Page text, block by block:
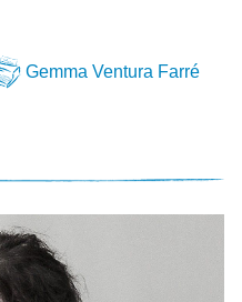
Gemma Ventura Farré